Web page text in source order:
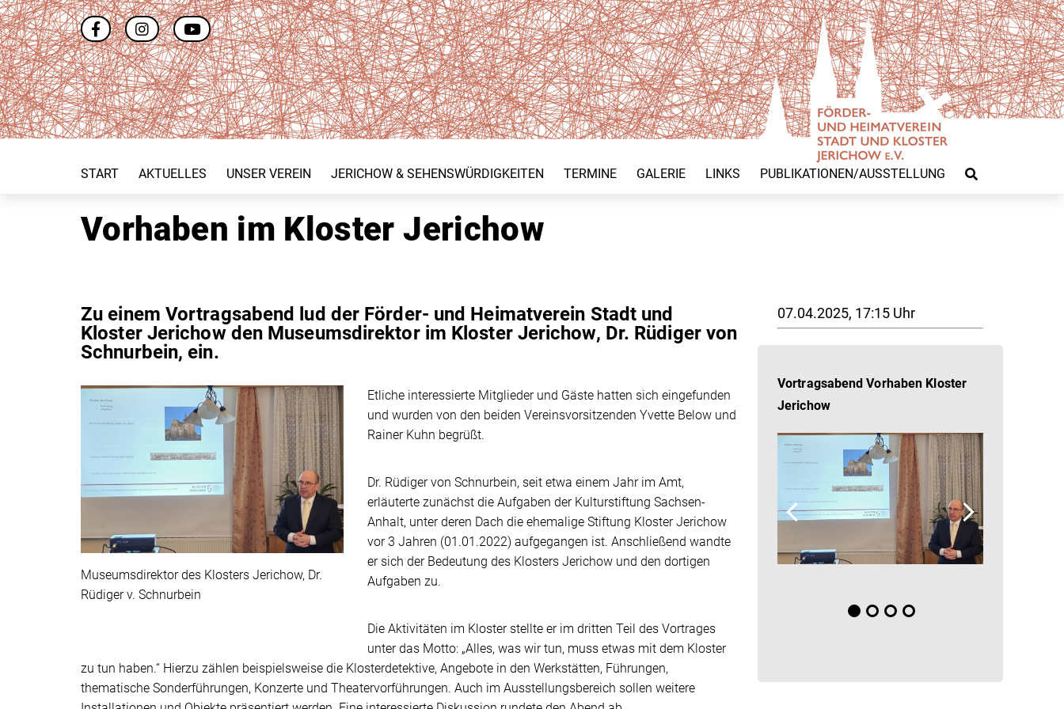
START AKTUELLES UNSER VEREIN JERICHOW & SEHENSWÜRDIGKEITEN TERMINE GALERIE LINKS PUBLIKATIONEN/AUSSTELLUNG
Vorhaben im Kloster Jerichow
Zu einem Vortragsabend lud der Förder- und Heimatverein Stadt und
Kloster Jerichow den Museumsdirektor im Kloster Jerichow, Dr. Rüdiger von
Schnurbein, ein.
Museumsdirektor des Klosters Jerichow, Dr.
Rüdiger v. Schnurbein
Etliche interessierte Mitglieder und Gäste hatten sich eingefunden
und wurden von den beiden Vereinsvorsitzenden Yvette Below und
Rainer Kuhn begrüßt.
Dr. Rüdiger von Schnurbein, seit etwa einem Jahr im Amt,
erläuterte zunächst die Aufgaben der Kulturstiftung Sachsen-
Anhalt, unter deren Dach die ehemalige Stiftung Kloster Jerichow
vor 3 Jahren (01.01.2022) aufgegangen ist. Anschließend wandte
er sich der Bedeutung des Klosters Jerichow und den dortigen
Aufgaben zu.
Die Aktivitäten im Kloster stellte er im dritten Teil des Vortrages
unter das Motto: „Alles, was wir tun, muss etwas mit dem Kloster
zu tun haben.“ Hierzu zählen beispielsweise die Klosterdetektive, Angebote in den Werkstätten, Führungen,
thematische Sonderführungen, Konzerte und Theatervorführungen. Auch im Ausstellungsbereich sollen weitere
07.04.2025, 17:15 Uhr
Vortragsabend Vorhaben Kloster
Jerichow